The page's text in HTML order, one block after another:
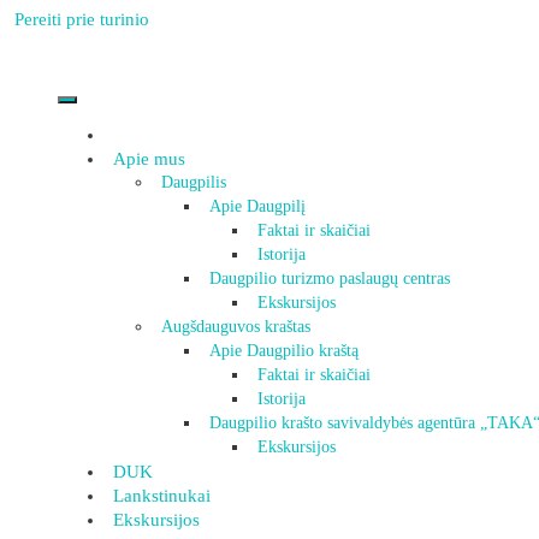
Pereiti prie turinio
Apie mus
Daugpilis
Apie Daugpilį
Faktai ir skaičiai
Istorija
Daugpilio turizmo paslaugų centras
Ekskursijos
Augšdauguvos kraštas
Apie Daugpilio kraštą
Faktai ir skaičiai
Istorija
Daugpilio krašto savivaldybės agentūra „TAKA“
Ekskursijos
DUK
Lankstinukai
Ekskursijos